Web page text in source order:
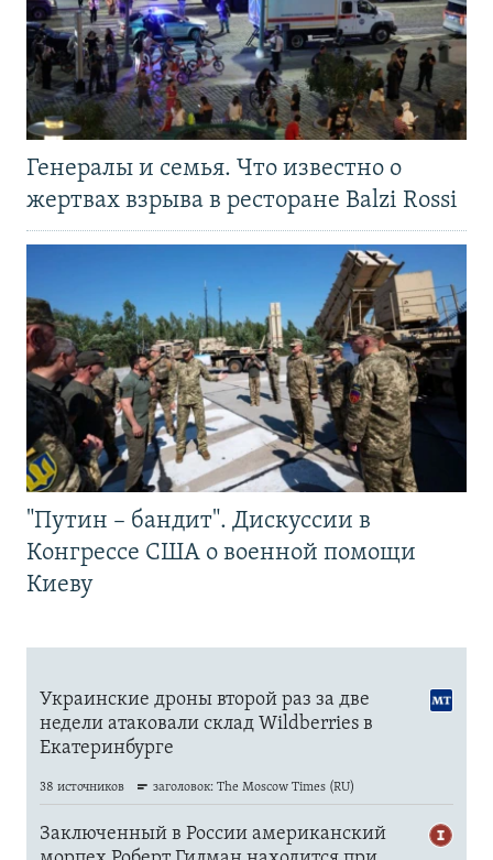
Генералы и семья. Что известно о
жертвах взрыва в ресторане Balzi Rossi
"Путин – бандит". Дискуссии в
Конгрессе США о военной помощи
Киеву